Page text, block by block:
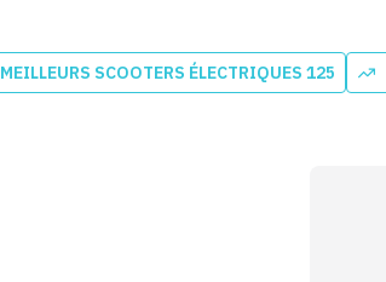
MEILLEURS SCOOTERS ÉLECTRIQUES 125